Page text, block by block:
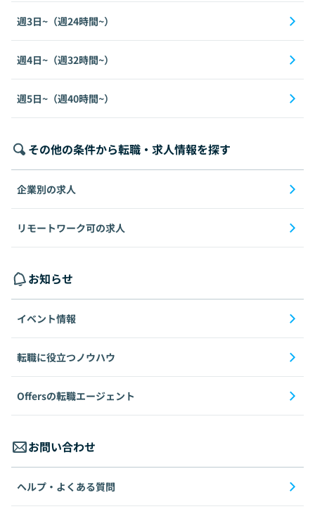
週3日~（週24時間~）
週4日~（週32時間~）
週5日~（週40時間~）
その他の条件から転職・求人情報を探す
企業別の求人
リモートワーク可の求人
お知らせ
イベント情報
転職に役立つノウハウ
Offersの転職エージェント
お問い合わせ
ヘルプ・よくある質問